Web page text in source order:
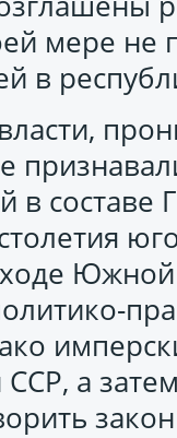
мере не
в
в
Южной
а